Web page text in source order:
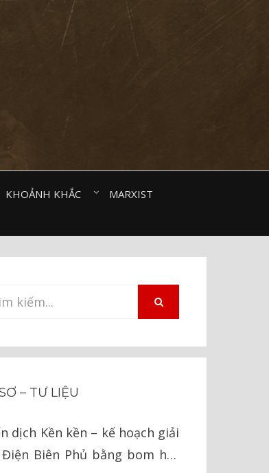
KHOẢNH KHẮC⠀
MARXIST⠀
– TƯ LIỆU
dịch Kền kền – kế hoạch giải
Biên Phủ bằng bom hạt